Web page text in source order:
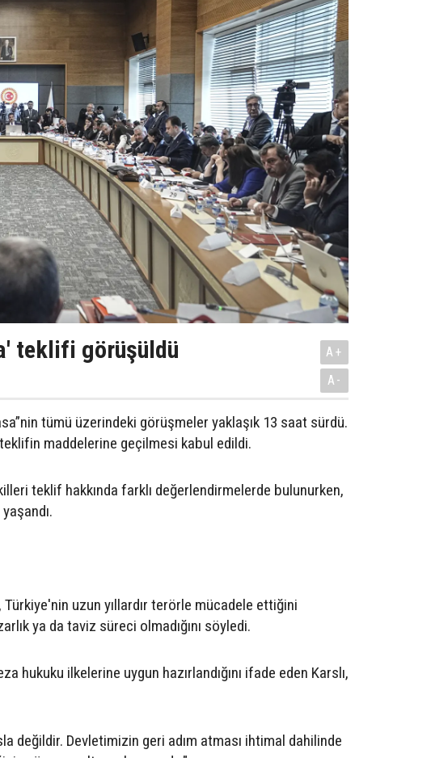
teklifi görüşüldü
A+
A-
tümü üzerindeki görüşmeler yaklaşık 13 saat sürdü.
maddelerine geçilmesi kabul edildi.
teklif hakkında farklı değerlendirmelerde bulunurken,
uzun yıllardır terörle mücadele ettiğini
ya da taviz süreci olmadığını söyledi.
hukuku ilkelerine uygun hazırlandığını ifade eden Karslı,
değildir. Devletimizin geri adım atması ihtimal dahilinde